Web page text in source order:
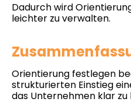
Dadurch wird
leichter zu verwalten.
Orientierung festlegen
strukturierten Einstieg
das Unternehmen klar zu